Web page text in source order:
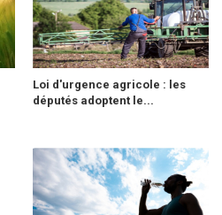
Loi d'urgence agricole : les
députés adoptent le...